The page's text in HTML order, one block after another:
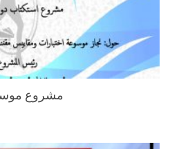
مشروع